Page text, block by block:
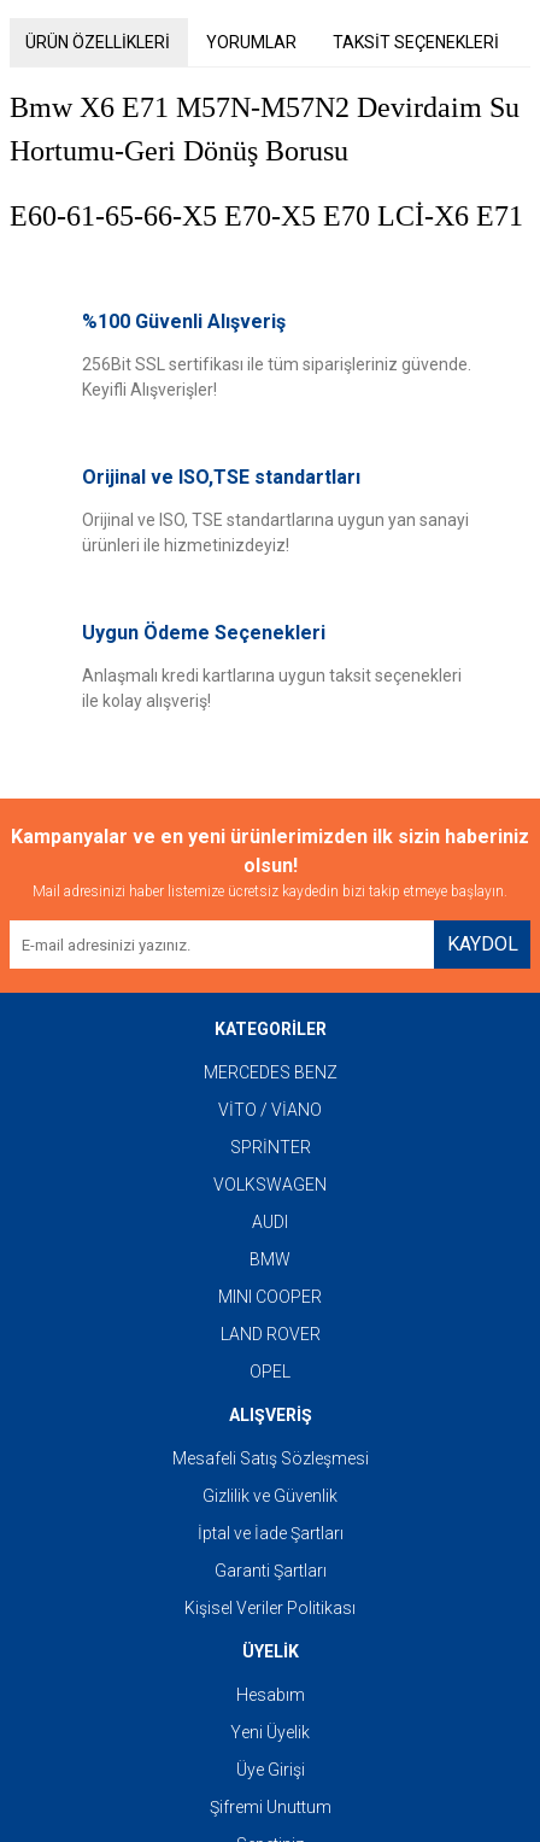
ÜRÜN ÖZELLİKLERİ YORUMLAR TAKSİT SEÇENEKLERİ
Bmw X6 E71 M57N-M57N2 Devirdaim Su
Hortumu-Geri Dönüş Borusu
E60-61-65-66-X5 E70-X5 E70 LCİ-X6 E71
Bu ürüne ilk yorumu siz yapın!
yetersiz gördüğünüz noktaları öneri formunu kullanarak tarafımıza
iletebilirsiniz.
Görüş ve önerileriniz için teşekkür ederiz.
Ürün bilgilerinde hatalar bulunuyor.
Ürün fiyatı diğer sitelerden daha pahalı.
Bu ürüne benzer farklı alternatifler olmalı.
%100 Güvenli Alışveriş
256Bit SSL sertifikası ile tüm siparişleriniz güvende.
Keyifli Alışverişler!
Orijinal ve ISO,TSE standartları
Orijinal ve ISO, TSE standartlarına uygun yan sanayi
ürünleri ile hizmetinizdeyiz!
Uygun Ödeme Seçenekleri
Anlaşmalı kredi kartlarına uygun taksit seçenekleri
ile kolay alışveriş!
Kampanyalar ve en yeni ürünlerimizden ilk sizin haberiniz
olsun!
Mail adresinizi haber listemize ücretsiz kaydedin bizi takip etmeye başlayın.
KAYDOL
KATEGORİLER
MERCEDES BENZ
VİTO / VİANO
SPRİNTER
VOLKSWAGEN
AUDI
BMW
MINI COOPER
LAND ROVER
OPEL
ALIŞVERİŞ
Mesafeli Satış Sözleşmesi
Gizlilik ve Güvenlik
İptal ve İade Şartları
Garanti Şartları
Kişisel Veriler Politikası
ÜYELİK
Hesabım
Yeni Üyelik
Üye Girişi
Şifremi Unuttum